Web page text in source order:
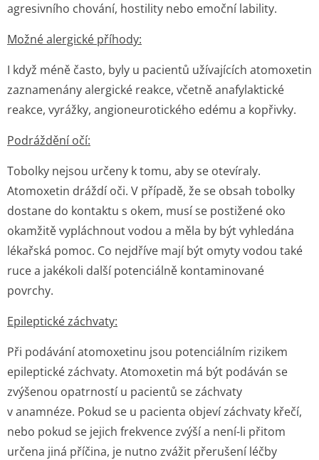
agresivního chování, hostility nebo emoční lability.
Možné alergické příhody:
I když méně často, byly u pacientů užívajících atomoxetin
zaznamenány alergické reakce, včetně anafylaktické
reakce, vyrážky, angioneurotického edému a kopřivky.
Podráždění očí:
Tobolky nejsou určeny k tomu, aby se otevíraly.
Atomoxetin dráždí oči. V případě, že se obsah tobolky
dostane do kontaktu s okem, musí se postižené oko
okamžitě vypláchnout vodou a měla by být vyhledána
lékařská pomoc. Co nejdříve mají být omyty vodou také
ruce a jakékoli další potenciálně kontaminované
povrchy.
Epileptické záchvaty:
Při podávání atomoxetinu jsou potenciálním rizikem
epileptické záchvaty. Atomoxetin má být podáván se
zvýšenou opatrností u pacientů se záchvaty
v anamnéze. Pokud se u pacienta objeví záchvaty křečí,
nebo pokud se jejich frekvence zvýší a není-li přitom
určena jiná příčina, je nutno zvážit přerušení léčby